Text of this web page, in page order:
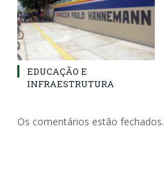
EDUCAÇÃO E
INFRAESTRUTURA
Os comentários estão fechados.